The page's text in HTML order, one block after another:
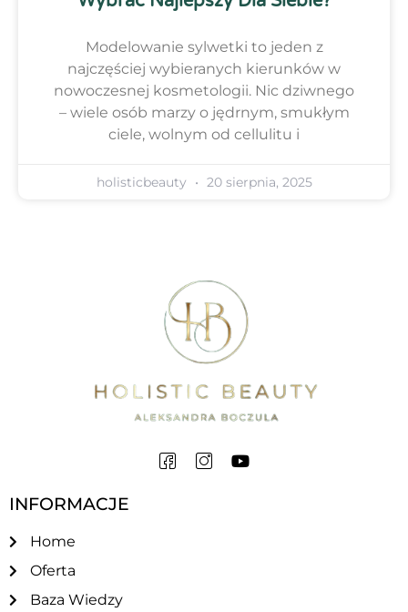
Modelowanie sylwetki to jeden z
najczęściej wybieranych kierunków w
nowoczesnej kosmetologii. Nic dziwnego
– wiele osób marzy o jędrnym, smukłym
ciele, wolnym od cellulitu i
holisticbeauty 20 sierpnia, 2025
INFORMACJE
Home
Oferta
Baza Wiedzy